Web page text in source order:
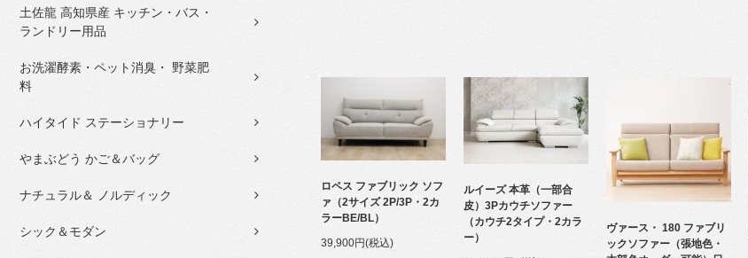
土佐龍 高知県産 キッチン・バス・
ランドリー用品
お洗濯酵素・ペット消臭・ 野菜肥
料
ハイタイド ステーショナリー
やまぶどう かご＆バッグ
ナチュラル＆ ノルディック
シック＆モダン
ロペス ファブリック ソフ
ァ（2サイズ 2P/3P・2カ
ラーBE/BL）
39,900円(税込)
ルイーズ 本革（一部合
皮）3Pカウチソファー
（カウチ2タイプ・2カラ
ー）
ヴァース・ 180 ファブリ
ックソファー（張地色・